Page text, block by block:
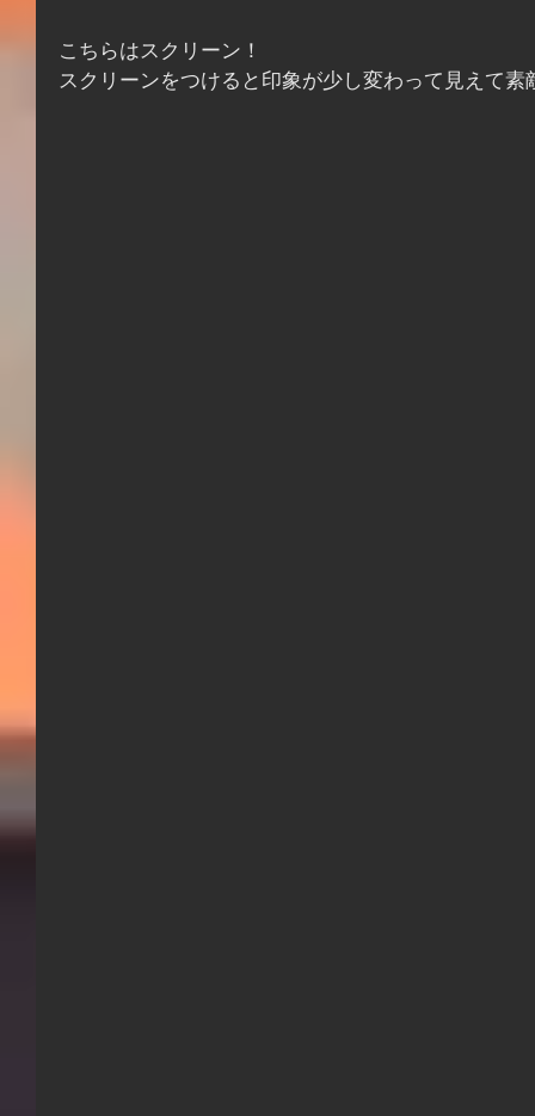
こちらはスクリーン！
スクリーンをつけると印象が少し変わって見えて素